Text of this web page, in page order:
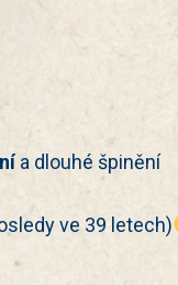
a dlouhé špinění
ve 39 letech)